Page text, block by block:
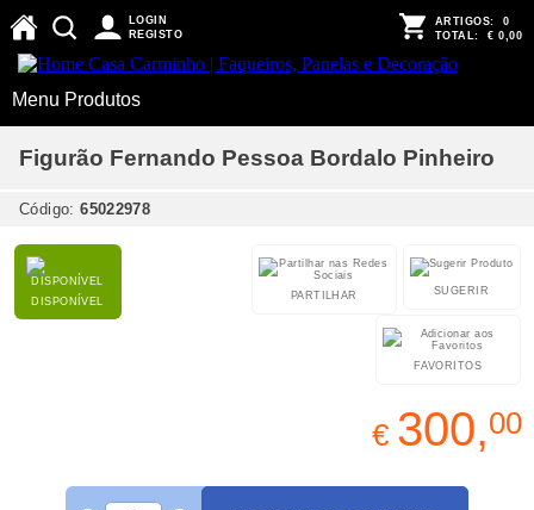
LOGIN
REGISTO
ARTIGOS: 0
TOTAL: € 0,00
Menu Produtos
Figurão Fernando Pessoa Bordalo Pinheiro
Código:65022978
DISPONÍVEL
SUGERIR
PARTILHAR
FAVORITOS
€ 300,00